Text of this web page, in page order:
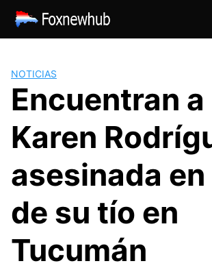
Saltar
contenido
NOTICIAS
Encuentran a
Karen
asesinada en
de su tío en
Tucumán